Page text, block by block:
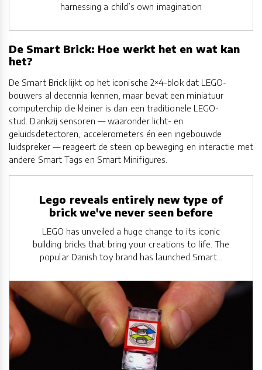
harnessing a child’s own imagination
De Smart Brick: Hoe werkt het en wat kan
het?
De Smart Brick lijkt op het iconische 2×4-blok dat LEGO-
bouwers al decennia kennen, maar bevat een miniatuur
computerchip die kleiner is dan een traditionele LEGO-
stud. Dankzij sensoren — waaronder licht- en
geluidsdetectoren, accelerometers én een ingebouwde
luidspreker — reageert de steen op beweging en interactie met
andere Smart Tags en Smart Minifigures.
Lego reveals entirely new type of
brick we've never seen before
LEGO has unveiled a huge change to its iconic
building bricks that bring your creations to life. The
popular Danish toy brand has launched Smart...